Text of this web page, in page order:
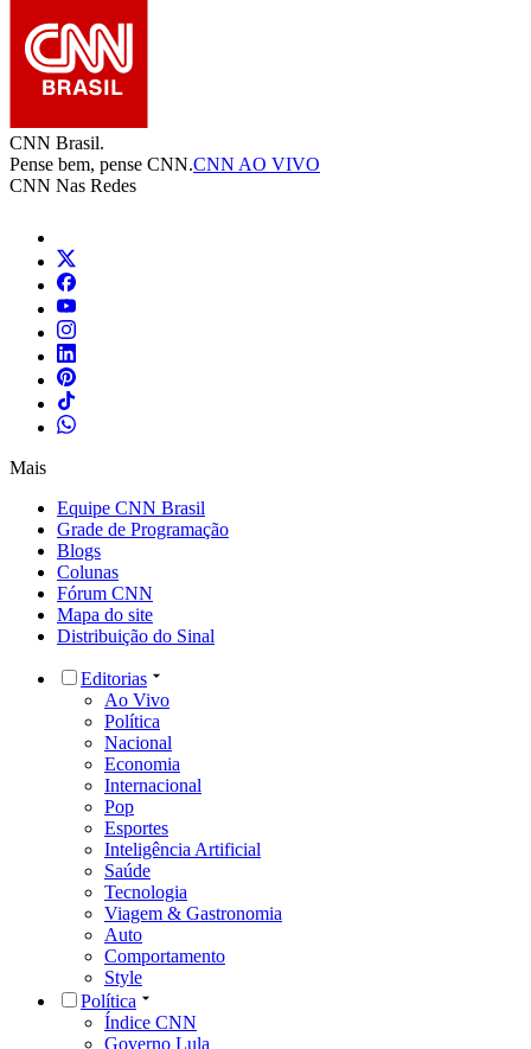
CNN Brasil.
Pense bem, pense CNN.CNN AO VIVO
CNN Nas Redes
Mais
Equipe CNN Brasil
Grade de Programação
Blogs
Colunas
Fórum CNN
Mapa do site
Distribuição do Sinal
Editorias
Ao Vivo
Política
Nacional
Economia
Internacional
Pop
Esportes
Inteligência Artificial
Saúde
Tecnologia
Viagem & Gastronomia
Auto
Comportamento
Style
Política
Índice CNN
Governo Lula